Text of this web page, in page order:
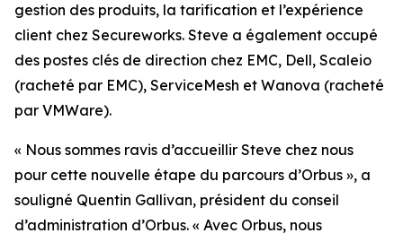
gestion des produits, la tarification et l’expérience
client chez Secureworks. Steve a également occupé
des postes clés de direction chez EMC, Dell, Scaleio
(racheté par EMC), ServiceMesh et Wanova (racheté
par VMWare).
« Nous sommes ravis d’accueillir Steve chez nous
pour cette nouvelle étape du parcours d’Orbus », a
souligné Quentin Gallivan, président du conseil
d’administration d’Orbus. « Avec Orbus, nous